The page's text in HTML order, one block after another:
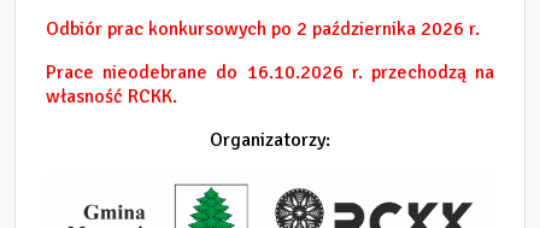
Odbiór prac konkursowych po 2 października 2026 r.
Prace nieodebrane do 16.10.2026 r. przechodzą na
własność RCKK.
Organizatorzy: